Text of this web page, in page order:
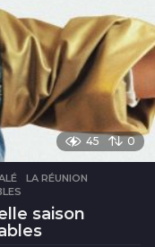
45 0
,LA RÉUNION
saison